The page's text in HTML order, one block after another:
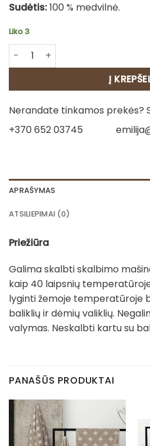
Sudėtis:100 % medvilnė.
Liko 3
produkto kiekis: Medvilninis
Į
Nerandate tinkamos prekės?
+370 652 03745
APRAŠYMAS
ATSILIEPIMAI (0)
Priežiūra
Galima skalbti skalbimo
kaip 40 laipsnių
lyginti žemoje temperatūroje
baliklių ir dėmių valiklių.
valymas. Neskalbti kartu su
PANAŠŪS PRODUKTAI